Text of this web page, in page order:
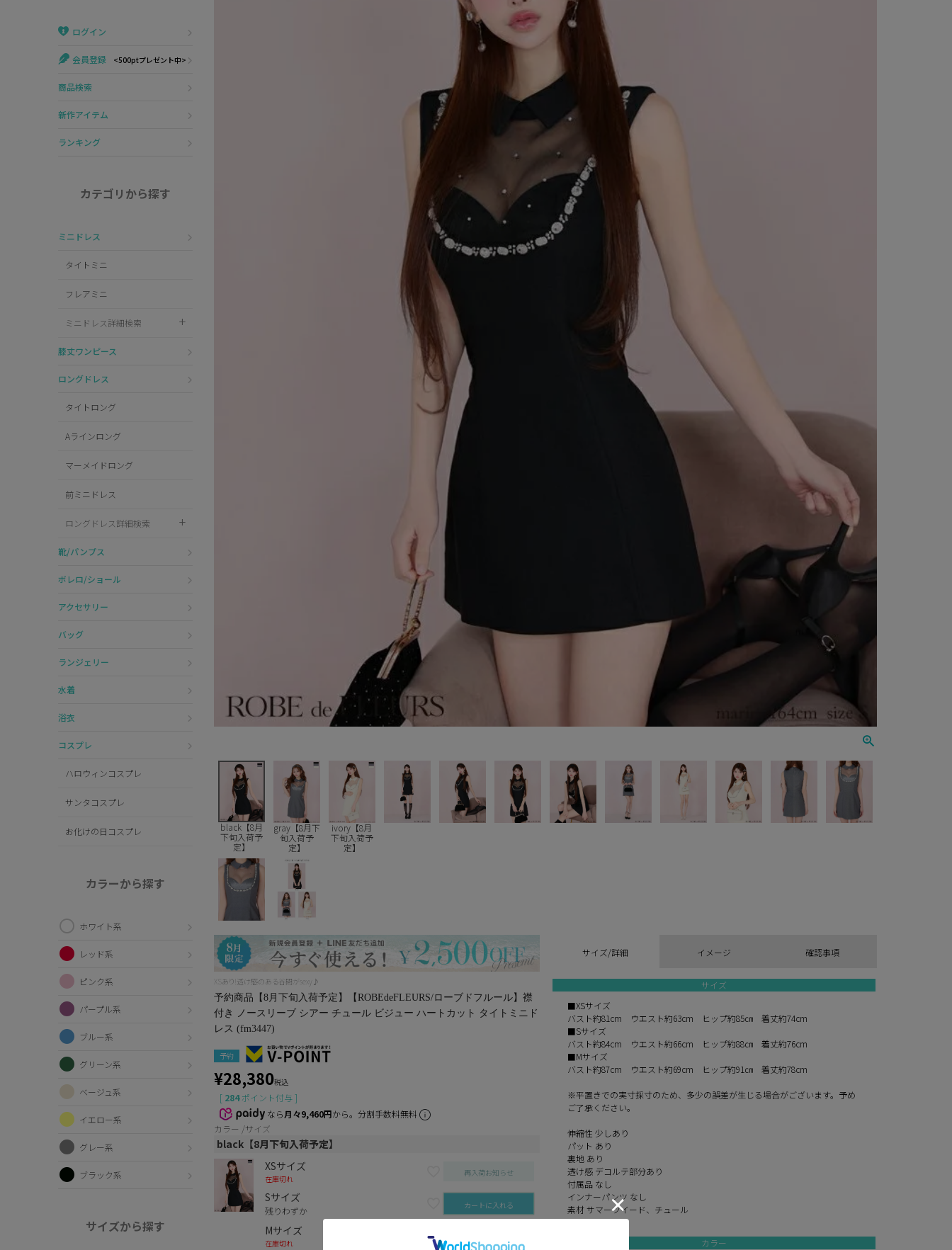
GLAMOROUS
ログイン
会員登録 <500ptプレゼント中>
商品検索
新作アイテム
ランキング
カテゴリから探す
ミニドレス
タイトミニ
フレアミニ
ミニドレス詳細検索
膝丈ワンピース
ロングドレス
タイトロング
Aラインロング
マーメイドロング
前ミニドレス
ロングドレス詳細検索
靴/パンプス
ボレロ/ショール
アクセサリー
バッグ
ランジェリー
水着
浴衣
コスプレ
ハロウィンコスプレ
サンタコスプレ
お化けの日コスプレ
カラーから探す
ホワイト系
レッド系
ピンク系
パープル系
ブルー系
グリーン系
ベージュ系
イエロー系
グレー系
ブラック系
サイズから探す
black【8月
下旬入荷予
定】
gray【8月下
旬入荷予
定】
ivory【8月
下旬入荷予
定】
XSあり!透け感のある谷間がsexy♪
予約商品【8月下旬入荷予定】【ROBEdeFLEURS/ローブドフルール】襟
付き ノースリーブ シアー チュール ビジュー ハートカット タイトミニド
レス (fm3447)
予約
¥28,380税込
[ 284 ポイント付与 ]
なら月々9,460円から。分割手数料無料
カラー
サイズ
black【8月下旬入荷予定】
XSサイズ
在庫切れ
再入荷お知らせ
Sサイズ
残りわずか カートに入れる
Mサイズ
在庫切れ
サイズ/詳細 イメージ 確認事項
サイズ
■XSサイズ
バスト約81cm ウエスト約63cm ヒップ約85㎝ 着丈約74cm
■Sサイズ
バスト約84cm ウエスト約66cm ヒップ約88㎝ 着丈約76cm
■Mサイズ
バスト約87cm ウエスト約69cm ヒップ約91㎝ 着丈約78cm
※平置きでの実寸採寸のため、多少の誤差が生じる場合がございます。予め
ご了承ください。
伸縮性 少しあり
パット あり
裏地 あり
透け感 デコルテ部分あり
付属品 なし
インナーパンツ なし
素材 サマーツイード、チュール
カラー